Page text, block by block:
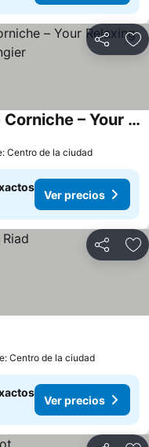
Compartir
Modern Elegance Near the Corniche – Your Relaxing Retreat in Tangier
Centro de la ciudad
Ver precios
Compartir
Centro de la ciudad
Ver precios